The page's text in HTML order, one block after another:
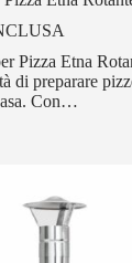
Pizza Etna
di preparare
Con…